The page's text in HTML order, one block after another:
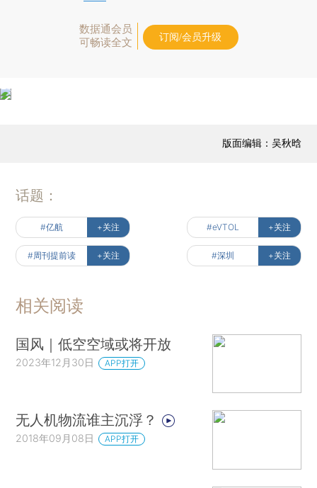
数据通会员
可畅读全文
订阅/会员升级
版面编辑：吴秋晗
话题：
#亿航 +关注 #eVTOL +关注
#周刊提前读 +关注 #深圳 +关注
相关阅读
国风｜低空空域或将开放
2023年12月30日 APP打开
无人机物流谁主沉浮？
2018年09月08日 APP打开